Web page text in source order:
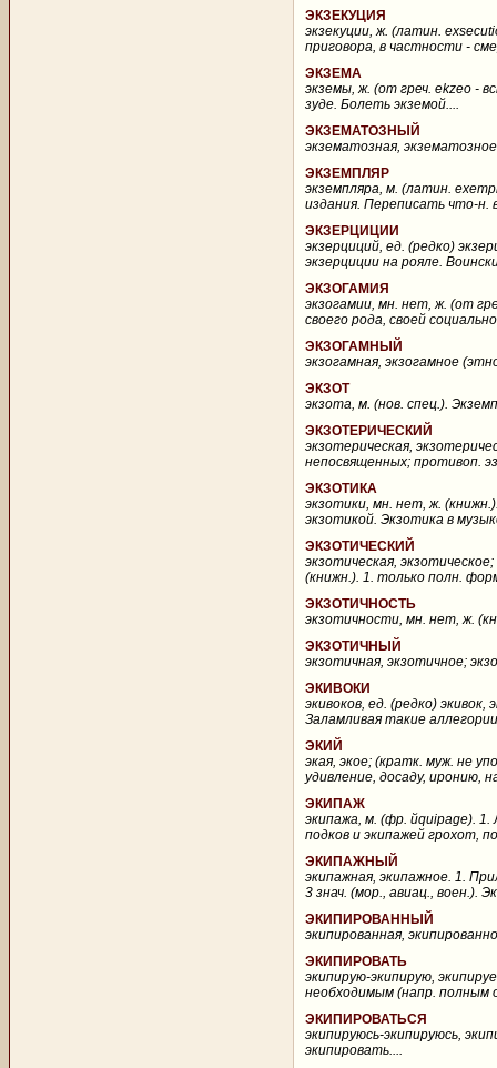
ЭКЗЕКУЦИЯ
экзекуции, ж. (латин.
приговора, в частности -
ЭКЗЕМА
экземы, ж. (от греч. ekzeo -
зуде. Болеть экземой....
ЭКЗЕМАТОЗНЫЙ
экзематозная,
ЭКЗЕМПЛЯР
экземпляра, м. (латин.
издания. Переписать что-н.
ЭКЗЕРЦИЦИИ
экзерциций, ед. (редко)
экзерциции на рояле.
ЭКЗОГАМИЯ
экзогамии, мн. нет, ж. (от
своего рода, своей
ЭКЗОГАМНЫЙ
экзогамная, экзогамное
ЭКЗОТ
экзота, м. (нов. спец.).
ЭКЗОТЕРИЧЕСКИЙ
экзотерическая,
непосвященных; противоп.
ЭКЗОТИКА
экзотики, мн. нет, ж.
экзотикой. Экзотика в
ЭКЗОТИЧЕСКИЙ
экзотическая,
(книжн.). 1. только полн.
ЭКЗОТИЧНОСТЬ
экзотичности, мн. нет, ж.
ЭКЗОТИЧНЫЙ
экзотичная, экзотичное;
ЭКИВОКИ
экивоков, ед. (редко)
Заламливая такие
ЭКИЙ
экая, экое; (кратк. муж. не
удивление, досаду, иронию,
ЭКИПАЖ
экипажа, м. (фр. йquipage). 1.
подков и экипажей грохот,
ЭКИПАЖНЫЙ
экипажная, экипажное. 1.
3 знач. (мор., авиац., воен.).
ЭКИПИРОВАННЫЙ
экипированная,
ЭКИПИРОВАТЬ
экипирую-экипирую,
необходимым (напр. полным
ЭКИПИРОВАТЬСЯ
экипируюсь-экипируюсь,
экипировать....